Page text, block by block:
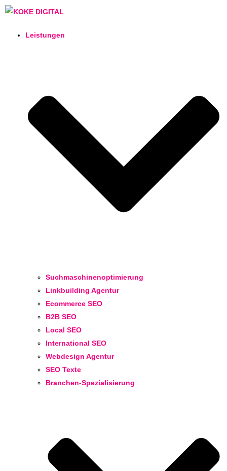
Leistungen
Suchmaschinenoptimierung
Linkbuilding Agentur
Ecommerce SEO
B2B SEO
Local SEO
International SEO
Webdesign Agentur
SEO Texte
Branchen-Spezialisierung